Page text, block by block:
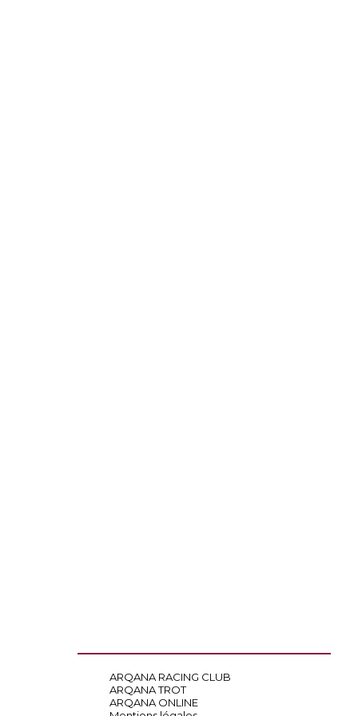
ARQANA RACING CLUB
ARQANA TROT
ARQANA ONLINE